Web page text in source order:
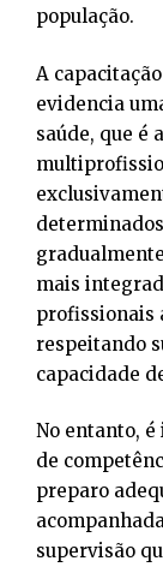
população.
A
evidencia
saúde, que é
mais
profissionais
respeitando
capacidade
No entanto,
de
preparo
supervisão